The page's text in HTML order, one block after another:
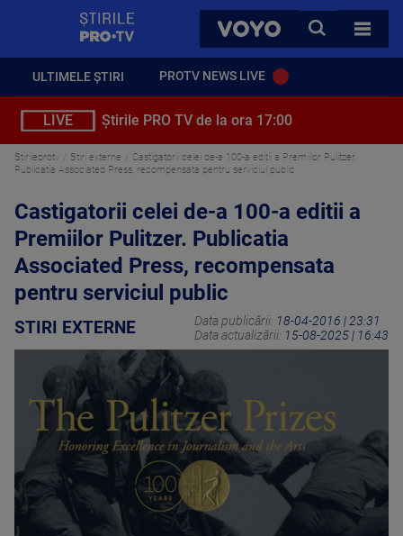
VOYO
CAUTA
TOATE
ULTIMELE ȘTIRI PROTV NEWS LIVE
LIVE Știrile PRO TV de la ora 17:00
Stirileprotv Stiri externe
Castigatorii celei de-a 100-a editii a Premiilor Pulitzer.
Publicatia Associated Press, recompensata pentru serviciul public
Castigatorii celei de-a 100-a editii a
Premiilor Pulitzer. Publicatia
Associated Press, recompensata
pentru serviciul public
STIRI EXTERNE Data publicării: 18-04-2016 | 23:31
Data actualizării: 15-08-2025 | 16:43